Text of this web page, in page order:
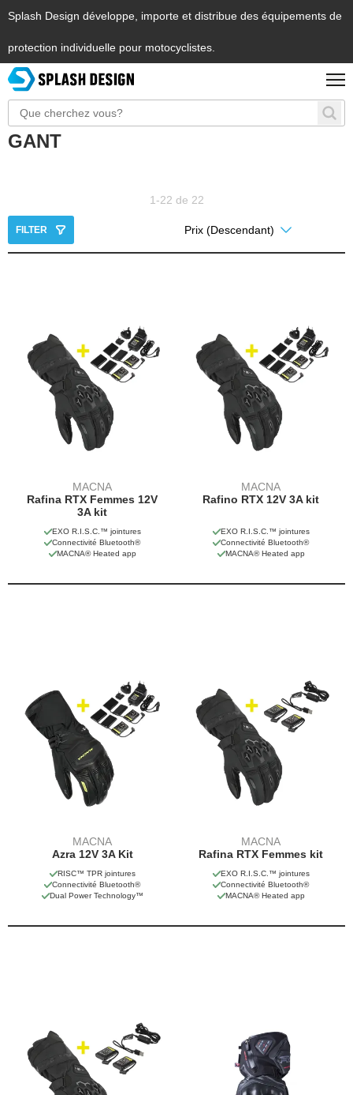
Splash Design développe, importe et distribue des équipements de
protection individuelle pour motocyclistes.
GANT
1-22 de 22
FILTER
MACNA
Rafina RTX Femmes 12V
3A kit
EXO R.I.S.C.™ jointures
Connectivité Bluetooth®
MACNA® Heated app
MACNA
Rafino RTX 12V 3A kit
EXO R.I.S.C.™ jointures
Connectivité Bluetooth®
MACNA® Heated app
MACNA
Azra 12V 3A Kit
RISC™ TPR jointures
Connectivité Bluetooth®
Dual Power Technology™
MACNA
Rafina RTX Femmes kit
EXO R.I.S.C.™ jointures
Connectivité Bluetooth®
MACNA® Heated app